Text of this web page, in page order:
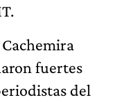
fuertes
del